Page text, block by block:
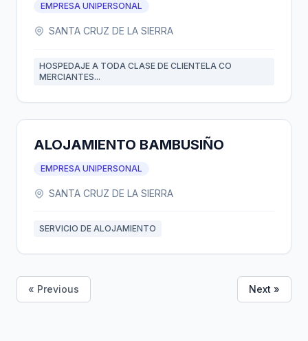
EMPRESA UNIPERSONAL
SANTA CRUZ DE LA SIERRA
HOSPEDAJE A TODA CLASE DE CLIENTELA CO
MERCIANTES...
ALOJAMIENTO BAMBUSIÑO
EMPRESA UNIPERSONAL
SANTA CRUZ DE LA SIERRA
SERVICIO DE ALOJAMIENTO
« Previous Next »